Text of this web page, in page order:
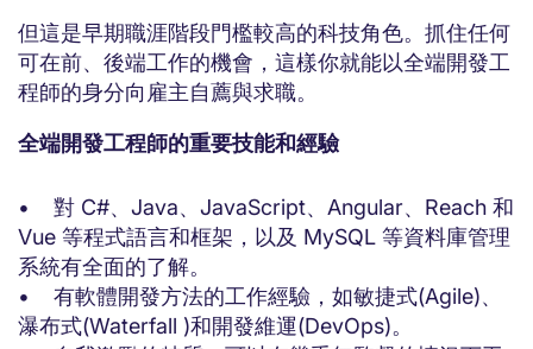
但這是早期職涯階段門檻較高的科技角色。抓住任何
可在前、後端工作的機會，這樣你就能以全端開發工
程師的身分向雇主自薦與求職。
全端開發工程師的重要技能和經驗
• 對 C#、Java、JavaScript、Angular、Reach 和
Vue 等程式語言和框架，以及 MySQL 等資料庫管理
系統有全面的了解。
• 有軟體開發方法的工作經驗，如敏捷式(Agile)、
瀑布式(Waterfall )和開發維運(DevOps)。